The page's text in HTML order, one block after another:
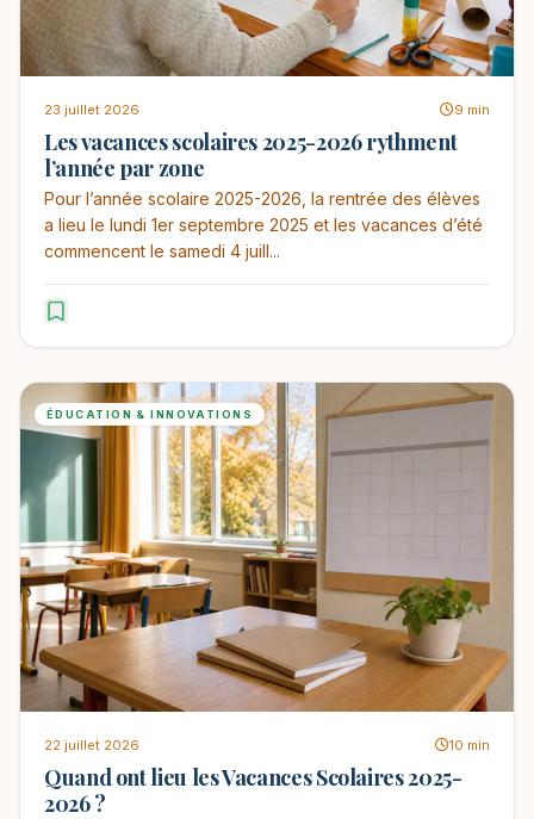
23 juillet 2026 9 min
Les vacances scolaires 2025-2026 rythment
l’année par zone
Pour l’année scolaire 2025-2026, la rentrée des élèves
a lieu le lundi 1er septembre 2025 et les vacances d’été
commencent le samedi 4 juill...
ÉDUCATION & INNOVATIONS
22 juillet 2026 10 min
Quand ont lieu les Vacances Scolaires 2025-
2026 ?